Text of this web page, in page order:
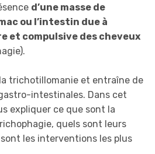
d’une masse de
ou l’intestin due à
et compulsive des cheveux
la trichotillomanie et entraîne de
intestinales. Dans cet
expliquer ce que sont la
quels sont leurs
les interventions les plus